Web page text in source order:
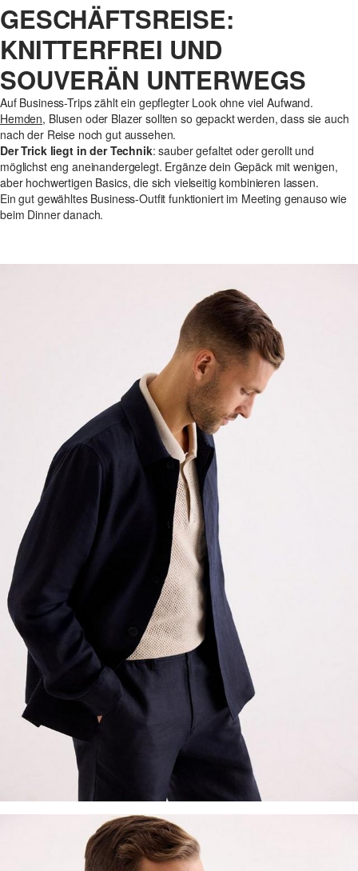
GESCHÄFTSREISE:
KNITTERFREI UND
SOUVERÄN UNTERWEGS
Auf Business-Trips zählt ein gepflegter Look ohne viel Aufwand.
Hemden, Blusen oder Blazer sollten so gepackt werden, dass sie auch
nach der Reise noch gut aussehen.
Der Trick liegt in der Technik: sauber gefaltet oder gerollt und
möglichst eng aneinandergelegt. Ergänze dein Gepäck mit wenigen,
aber hochwertigen Basics, die sich vielseitig kombinieren lassen.
Ein gut gewähltes Business-Outfit funktioniert im Meeting genauso wie
beim Dinner danach.